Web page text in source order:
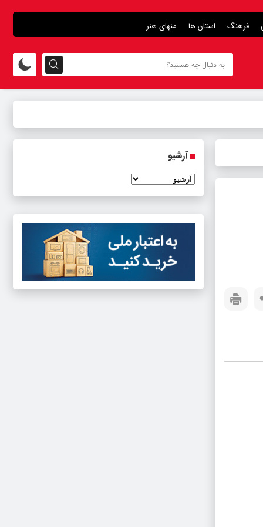
فرهنگ استان ها منهای هنر
آرشیو